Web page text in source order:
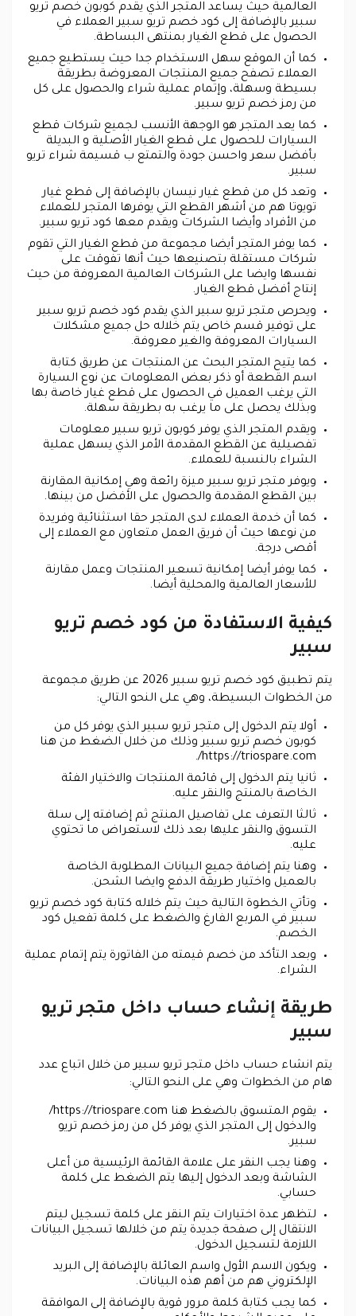
العالمية حيث يساعد المتجر الذي يقدم كوبون خصم تريو
سبير بالإضافة إلى كود خصم تريو سبير العملاء في
الحصول على قطع الغيار بمنتهى البساطة.
كما أن الموقع سهل الاستخدام جدا حيث يستطيع جميع
العملاء تصفح جميع المنتجات المعروضة بطريقة
بسيطة وسهلة، وإتمام عملية شراء والحصول على كل
من رمز خصم تريو سبير.
كما يعد المتجر هو الوجهة الأنسب لجميع شركات قطع
السيارات للحصول على قطع الغيار الأصلية و البديلة
بأفضل سعر واحسن جودة والتمتع ب قسيمة شراء تريو
سبير.
وتعد كل من قطع غيار نيسان بالإضافة إلى قطع غيار
تويوتا هم من أشهر القطع التي يوفرها المتجر للعملاء
من الأفراد وأيضا الشركات ويقدم معها كود تريو سبير.
كما يوفر المتجر أيضا مجموعة من قطع الغيار التي تقوم
شركات مستقلة بتصنيعها حيث أنها تفوقت على
نفسها وايضا على الشركات العالمية المعروفة من حيث
إنتاج أفضل قطع الغيار.
ويحرص متجر تريو سبير الذي يقدم كود خصم تريو سبير
على توفير قسم خاص يتم خلاله حل جميع مشكلات
السيارات المعروفة والغير معروفة.
كما يتيح المتجر البحث عن المنتجات عن طريق كتابة
اسم القطعة أو ذكر بعض المعلومات عن نوع السيارة
التي يرغب العميل في الحصول على قطع غيار خاصة بها
وبذلك يحصل على ما يرغب به بطريقة سهلة.
ويقدم المتجر الذي يوفر كوبون تريو سبير معلومات
تفصيلية عن القطع المقدمة الأمر الذي يسهل عملية
الشراء بالنسبة للعملاء.
ويوفر متجر تريو سبير ميزة رائعة وهي إمكانية المقارنة
بين القطع المقدمة والحصول على الأفضل من بينها.
كما أن خدمة العملاء لدى المتجر حقا استثنائية وفريدة
من نوعها حيث أن فريق العمل متعاون مع العملاء إلى
أقصى درجة.
كما يوفر أيضا إمكانية تسعير المنتجات وعمل مقارنة
للأسعار العالمية والمحلية أيضا.
كيفية الاستفادة من كود خصم تريو
سبير
يتم تطبيق كود خصم تريو سبير 2026 عن طريق مجموعة
من الخطوات البسيطة، وهي على النحو التالي:
أولا يتم الدخول إلى متجر تريو سبير الذي يوفر كل من
كوبون خصم تريو سبير وذلك من خلال الضغط من هنا
https://triospare.com/.
ثانيا يتم الدخول إلى قائمة المنتجات والاختيار الفئة
الخاصة بالمنتج والنقر عليه.
ثالثا التعرف على تفاصيل المنتج ثم إضافته إلى سلة
التسوق والنقر عليها بعد ذلك لاستعراض ما تحتوي
عليه.
وهنا يتم إضافة جميع البيانات المطلوبة الخاصة
بالعميل واختيار طريقة الدفع وايضا الشحن.
وتأتي الخطوة التالية حيث يتم خلاله كتابة كود خصم تريو
سبير في المربع الفارغ والضغط على كلمة تفعيل كود
الخصم.
وبعد التأكد من خصم قيمته من الفاتورة يتم إتمام عملية
الشراء.
طريقة إنشاء حساب داخل متجر تريو
سبير
يتم انشاء حساب داخل متجر تريو سبير من خلال اتباع عدد
هام من الخطوات وهي على النحو التالي:
يقوم المتسوق بالضغط هنا https://triospare.com/
والدخول إلى المتجر الذي يوفر كل من رمز خصم تريو
سبير.
وهنا يجب النقر على علامة القائمة الرئيسية من أعلى
الشاشة وبعد الدخول إليها يتم الضغط على كلمة
حسابي.
لتظهر عدة اختيارات يتم النقر على كلمة تسجيل ليتم
الانتقال إلى صفحة جديدة يتم من خلالها تسجيل البيانات
اللازمة لتسجيل الدخول.
ويكون الاسم الأول واسم العائلة بالإضافة إلى البريد
الإلكتروني هم من أهم هذه البيانات.
كما يجب كتابة كلمة مرور قوية بالإضافة إلى الموافقة